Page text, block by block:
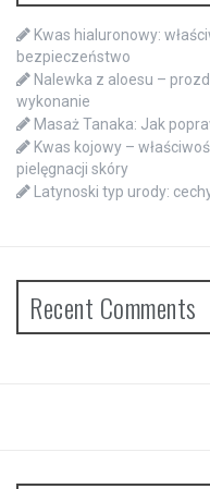
Kwas hialuronowy:
bezpieczeństwo
Nalewka z aloesu –
wykonanie
Masaż Tanaka: Jak
Kwas kojowy –
pielęgnacji skóry
Latynoski typ urody:
Recent Comments